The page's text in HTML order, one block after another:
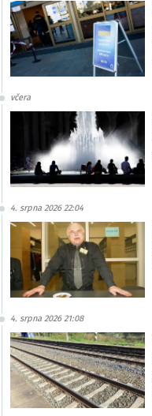
včera
4. srpna 2026 22:04
4. srpna 2026 21:08